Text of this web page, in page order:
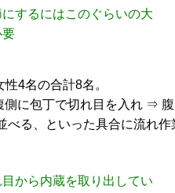
するにはこのぐらいの大
要
4名の合計8名。
に包丁で切れ目を入れ ⇒
る、といった具合に流れ作
から内蔵を取り出してい